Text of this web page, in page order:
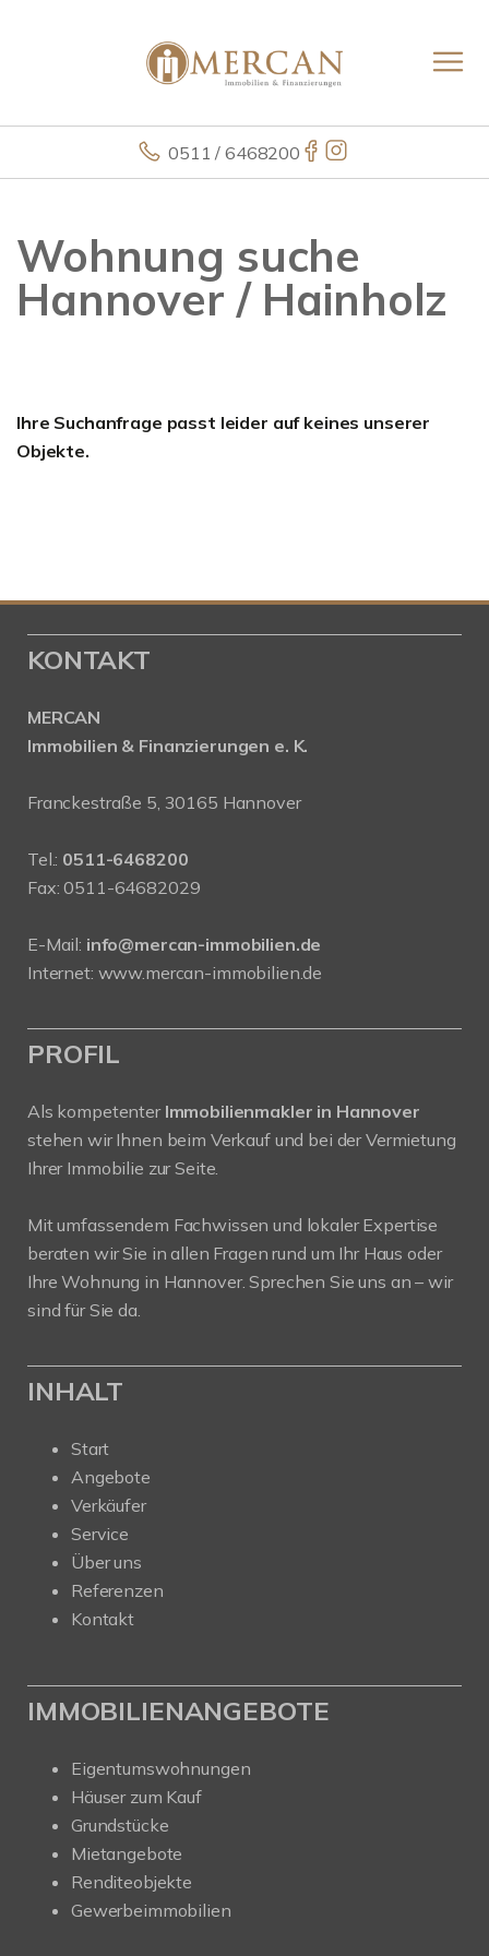
0511 / 6468200
Wohnung suche
Hannover / Hainholz
Ihre Suchanfrage passt leider auf keines unserer
Objekte.
KONTAKT
MERCAN
Immobilien & Finanzierungen e. K.
Franckestraße 5, 30165 Hannover
Tel.: 0511-6468200
Fax: 0511-64682029
E-Mail: info@mercan-immobilien.de
Internet: www.mercan-immobilien.de
PROFIL
Als kompetenter Immobilienmakler in Hannover
stehen wir Ihnen beim Verkauf und bei der Vermietung
Ihrer Immobilie zur Seite.
Mit umfassendem Fachwissen und lokaler Expertise
beraten wir Sie in allen Fragen rund um Ihr Haus oder
Ihre Wohnung in Hannover. Sprechen Sie uns an – wir
sind für Sie da.
INHALT
Start
Angebote
Verkäufer
Service
Über uns
Referenzen
Kontakt
IMMOBILIENANGEBOTE
Eigentumswohnungen
Häuser zum Kauf
Grundstücke
Mietangebote
Renditeobjekte
Gewerbeimmobilien